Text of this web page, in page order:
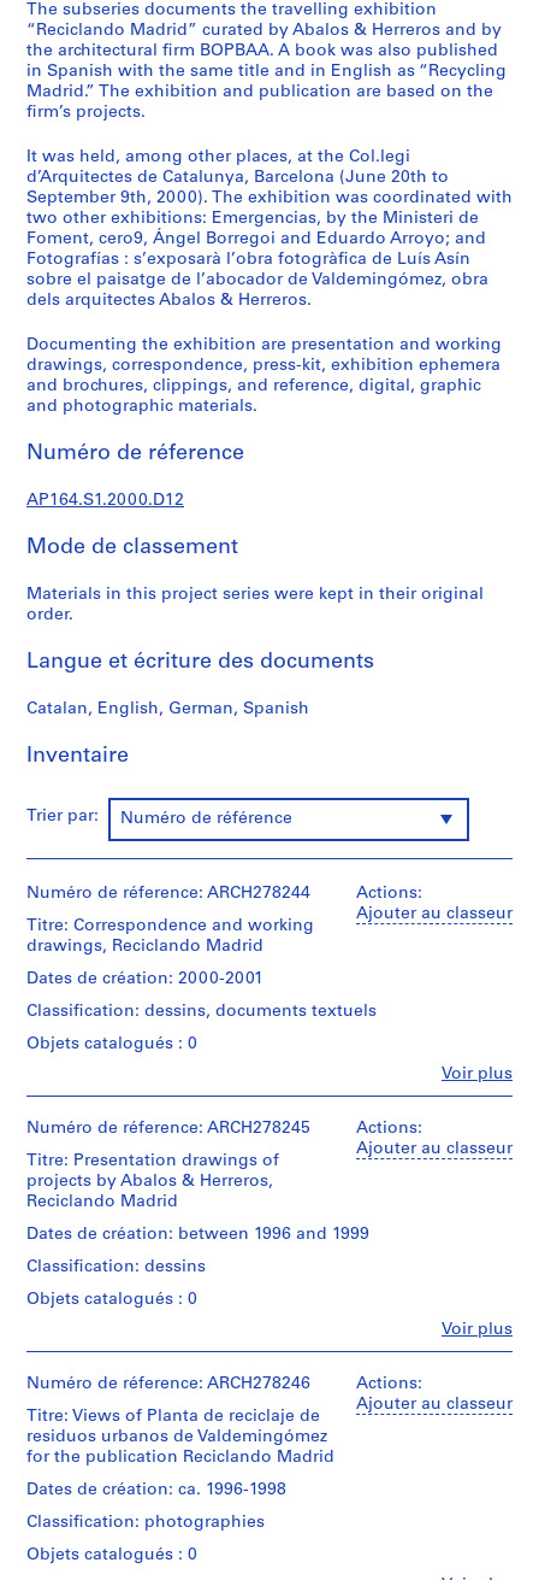
t
u
r
a
l
r
o
j
e
c
t
,
1
9
3
2
0
AP164.S1
r
o
e
o
i
d
e
p
o
t
v
o
y
p
i
s
i
n
c
u
i
e
r
a
d
The subseries documents the travelling exhibition
“Reciclando Madrid” curated by Abalos & Herreros and by
the architectural firm BOPBAA. A book was also published
in Spanish with the same title and in English as “Recycling
Madrid.” The exhibition and publication are based on the
firm’s projects.
It was held, among other places, at the Col.legi
d’Arquitectes de Catalunya, Barcelona (June 20th to
September 9th, 2000). The exhibition was coordinated with
two other exhibitions: Emergencias, by the Ministeri de
Foment, cero9, Ángel Borregoi and Eduardo Arroyo; and
Fotografías : s’exposarà l’obra fotogràfica de Luís Asín
sobre el paisatge de l’abocador de Valdemingómez, obra
dels arquitectes Abalos & Herreros.
Documenting the exhibition are presentation and working
drawings, correspondence, press-kit, exhibition ephemera
and brochures, clippings, and reference, digital, graphic
and photographic materials.
Numéro de réference
AP164.S1.2000.D12
Mode de classement
Materials in this project series were kept in their original
order.
Langue et écriture des documents
Catalan, English, German, Spanish
Inventaire
Trier par: Numéro de référence
Actions:
Ajouter au classeur
Voir plus
Numéro de réference: ARCH278244
Titre: Correspondence and working
drawings, Reciclando Madrid
Dates de création: 2000-2001
Classification: dessins, documents textuels
Objets catalogués : 0
institutions:
&
Herreros
(architectural
firm)
&
Herreros
(archive
Description:
in
Spanish
and
Catalan.
Quantité
Type
Actions:
Ajouter au classeur
Voir plus
Numéro de réference: ARCH278245
Titre: Presentation drawings of
projects by Abalos & Herreros,
Reciclando Madrid
Dates de création: between 1996 and 1999
Classification: dessins
Objets catalogués : 0
institutions:
&
Herreros
(architectural
firm)
&
Herreros
(archive
Actions:
Ajouter au classeur
Numéro de réference: ARCH278246
Titre: Views of Planta de reciclaje de
residuos urbanos de Valdemingómez
for the publication Reciclando Madrid
Dates de création: ca. 1996-1998
Classification: photographies
Objets catalogués : 0